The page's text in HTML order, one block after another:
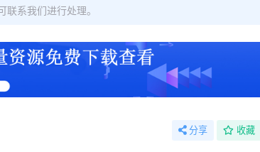
系我们进行处理。
分享 收藏